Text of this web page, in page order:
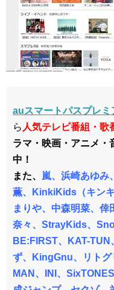
auスマートパスプレ
ら 人気テレビ番組・歌
ラマ・映画・アニメ・
中！
また、
嵐、浜崎あゆ
薫、KinkiKids（キン
まりや、中森明菜、
奈々、StrayKids、
BE:FIRST、KAT-TUN
ず、KingGnu、リト
MAN、INI、